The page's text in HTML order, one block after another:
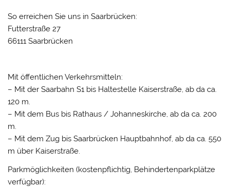
So erreichen Sie uns in Saarbrücken:
Futterstraße 27
66111 Saarbrücken
Mit öffentlichen Verkehrsmitteln:
– Mit der Saarbahn S1 bis Haltestelle Kaiserstraße, ab da ca.
120 m.
– Mit dem Bus bis Rathaus / Johanneskirche, ab da ca. 200
m.
– Mit dem Zug bis Saarbrücken Hauptbahnhof, ab da ca. 550
m über Kaiserstraße.
Parkmöglichkeiten (kostenpflichtig, Behindertenparkplätze
verfügbar):